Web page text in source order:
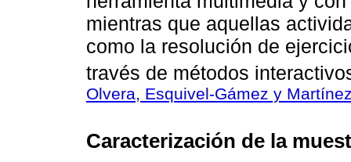
mientras que aquellas
como la resolución de
través de métodos
Olvera, Esquivel-Gámez y
Caracterización de la